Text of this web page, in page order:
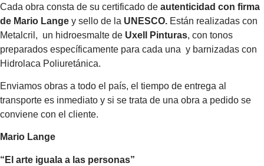
Cada obra consta de su certificado de autenticidad con firma
de Mario Lange y sello de la UNESCO. Están realizadas con
Metalcril, un hidroesmalte de Uxell Pinturas, con tonos
preparados específicamente para cada una y barnizadas con
Hidrolaca Poliuretánica.
Enviamos obras a todo el país, el tiempo de entrega al
transporte es inmediato y si se trata de una obra a pedido se
conviene con el cliente.
Mario Lange
“El arte iguala a las personas”